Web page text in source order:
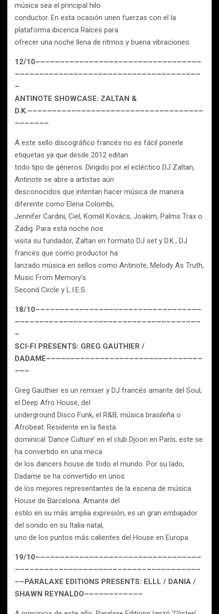
música sea el principal hilo
conductor. En esta ocasión unen fuerzas con el la
plataforma ibicenca Raíces para
ofrecer una noche llena de ritmos y buena vibraciones.
12/10––––––––––––––––––––––––––––––––––
––––––––––––––––––––––––––––––––––––––
–
ANTINOTE SHOWCASE: ZALTAN &
D.K.––––––––––––––––––––––––––––––––––––
–––––––
A este sello discográfico francés no es fácil ponerle
etiquetas ya que desde 2012 editan
todo tipo de géneros. Dirigido por el ecléctico DJ Zaltan,
Antinote se abre a artistas aún
desconocidos que intentan hacer música de manera
diferente como Elena Colombi,
Jennifer Cardini, Ciel, Kornél Kovács, Joakim, Palms Trax o
Zadig. Para esta noche nos
visita su fundador, Zaltan en formato DJ set y D.K., DJ
francés que como productor ha
lanzado música en sellos como Antinote, Melody As Truth,
Music From Memory’s
Second Circle y L.I.E.S.
18/10––––––––––––––––––––––––––––––––––
––––––––––––––––––––––––––––––––––––––
–
SCI-FI PRESENTS: GREG GAUTHIER /
DADAME––––––––––––––––––––––––––––––––
–––
Greg Gauthier es un remixer y DJ francés amante del Soul,
el Deep Afro House, del
underground Disco Funk, el R&B, música brasileña o
Afrobeat. Residente en la fiesta
dominical ‘Dance Culture’ en el club Djoon en París, este se
ha convertido en una meca
de los dancers house de todo el mundo. Por su lado,
Dadame se ha convertido en unos
de los mejores representantes de la escena de música
House de Barcelona. Amante del
estilo en su más amplia expresión, es un gran embajador
del sonido en su Italia natal,
uno de los puntos más calientes del House en Europa.
19/10––––––––––––––––––––––––––––––––––
––––––––––––––––––––––––––––––––––––––
––PARALAXE EDITIONS PRESENTS: ELLL / DANIA /
SHAWN REYNALDO––––––––––––